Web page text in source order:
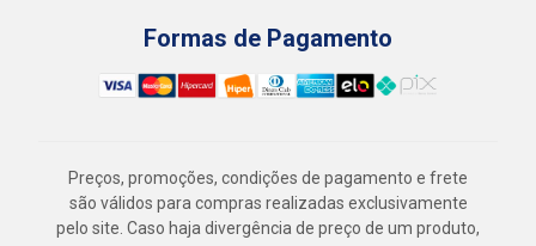
Formas de Pagamento
Preços, promoções, condições de pagamento e frete
são válidos para compras realizadas exclusivamente
pelo site. Caso haja divergência de preço de um produto,